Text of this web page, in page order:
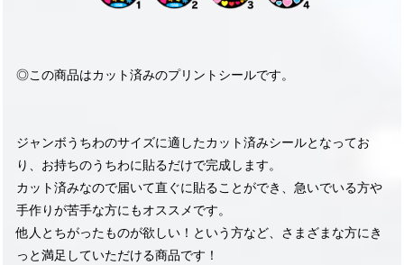
◎この商品はカット済みのプリントシールです。
ジャンボうちわのサイズに適したカット済みシールとなってお
り、お持ちのうちわに貼るだけで完成します。
カット済みなので届いて直ぐに貼ることができ、急いでいる方や
手作りが苦手な方にもオススメです。
他人とちがったものが欲しい！という方など、さまざまな方にき
っと満足していただける商品です！